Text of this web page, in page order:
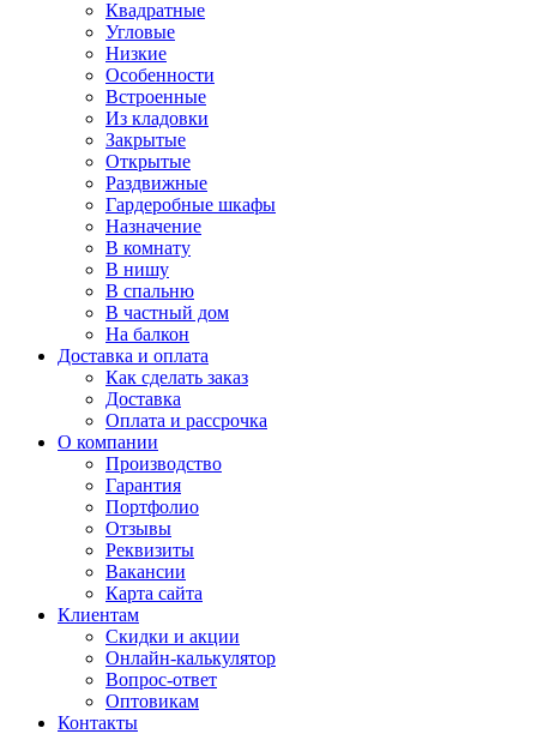
Квадратные
Угловые
Низкие
Особенности
Встроенные
Из кладовки
Закрытые
Открытые
Раздвижные
Гардеробные шкафы
Назначение
В комнату
В нишу
В спальню
В частный дом
На балкон
Доставка и оплата
Как сделать заказ
Доставка
Оплата и рассрочка
О компании
Производство
Гарантия
Портфолио
Отзывы
Реквизиты
Вакансии
Карта сайта
Клиентам
Скидки и акции
Онлайн-калькулятор
Вопрос-ответ
Оптовикам
Контакты